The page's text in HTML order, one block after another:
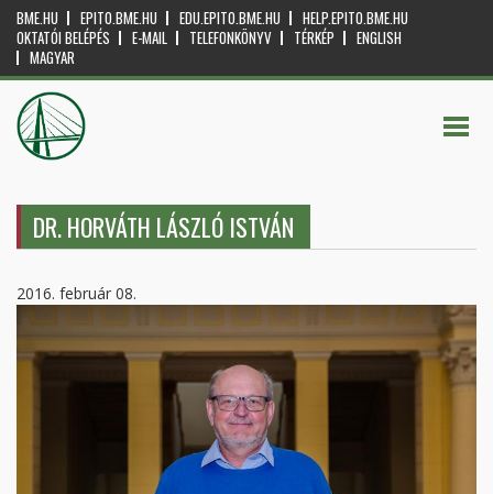
BME.HU EPITO.BME.HU EDU.EPITO.BME.HU
HELP.EPITO.BME.HU
OKTATÓI BELÉPÉS
E-MAIL TELEFONKÖNYV TÉRKÉP
ENGLISH
MAGYAR
DR. HORVÁTH LÁSZLÓ ISTVÁN
2016. február 08.